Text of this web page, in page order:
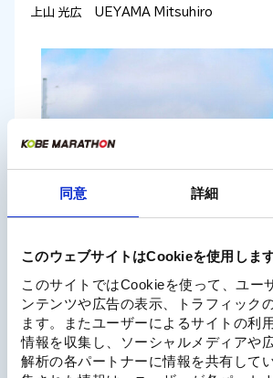
同意 詳細
このウェブサイトはCookieを使用しま
このサイトではCookieを使って、ユー
ンテンツや広告の表示、トラフィック
ます。またユーザーによるサイトの利
情報を収集し、ソーシャルメディアや
解析の各パートナーに情報を共有して
上山 光広 UEYAMA Mitsuhiro